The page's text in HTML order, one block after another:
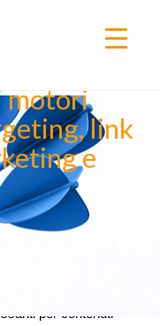
e strategie
motori
link
e
ogni progetto web, ma
pertinenti,
nostre aziende sono
per contenuti